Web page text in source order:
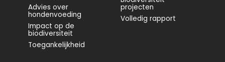
Advies over
hondenvoeding
Impact op de
biodiversiteit
Toegankelijkheid
projecten
Volledig rapport